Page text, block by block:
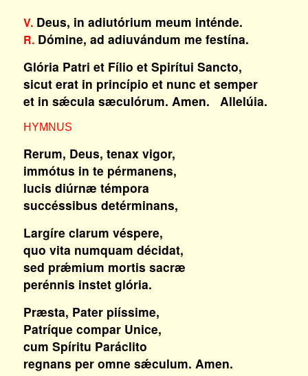
V.Deus, in adiutórium meum inténde.
R.Dómine, ad adiuvándum me festína.
Glória Patri et Fílio et Spirítui Sancto,
sicut erat in princípio et nunc et semper
et in sǽcula sæculórum. Amen. Allelúia.
HYMNUS
Rerum, Deus, tenax vigor,
immótus in te pérmanens,
lucis diúrnæ témpora
succéssibus detérminans,
Largíre clarum véspere,
quo vita numquam décidat,
sed prǽmium mortis sacræ
perénnis instet glória.
Præsta, Pater piíssime,
Patríque compar Unice,
cum Spíritu Paráclito
regnans per omne sǽculum. Amen.